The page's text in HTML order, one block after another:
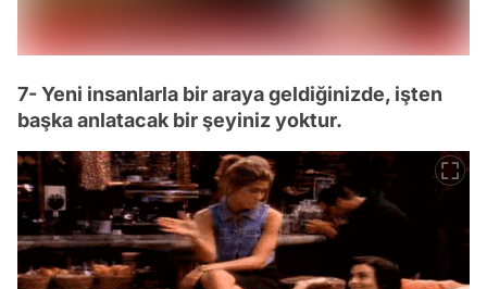
7- Yeni insanlarla bir araya geldiğinizde, işten
başka anlatacak bir şeyiniz yoktur.